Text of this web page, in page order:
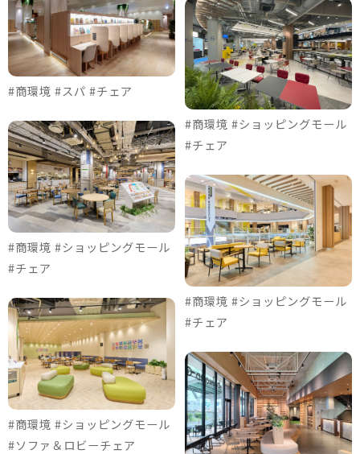
#商環境 #スパ #チェア
#商環境 #ショッピングモール
#チェア
#商環境 #ショッピングモール
#ソファ＆ロビーチェア
#商環境 #ショッピングモール
#チェア
#商環境 #ショッピングモール
#チェア